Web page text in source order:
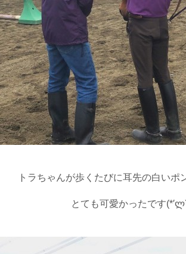
トラちゃんが歩くたびに耳先の白いポ
とても可愛かったです